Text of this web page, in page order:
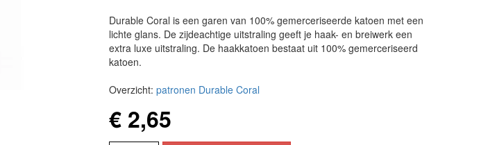
Durable Coral is een garen van 100% gemerceriseerde katoen met een
lichte glans. De zijdeachtige uitstraling geeft je haak- en breiwerk een
extra luxe uitstraling. De haakkatoen bestaat uit 100% gemerceriseerd
katoen.
Overzicht: patronen Durable Coral
€ 2,65